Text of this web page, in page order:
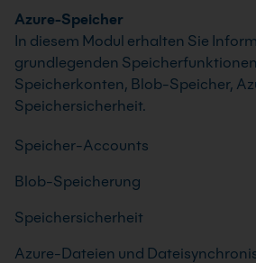
Azure-Speicher
In diesem Modul erhalten Sie
grundlegenden
Speicherkonten, Blob-Speicher,
Speichersicherheit.
Speicher-Accounts
Blob-Speicherung
Speichersicherheit
Azure-Dateien und